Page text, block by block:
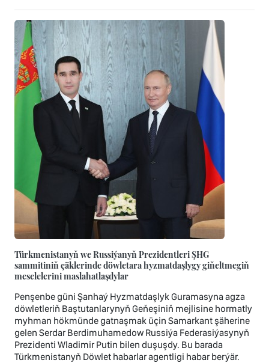
Türkmenistanyň we Russiýanyň Prezidentleri ŞHG
sammitiniň çäklerinde döwletara hyzmatdaşlygy giňeltmegiň
meselelerini maslahatlaşdylar
Penşenbe güni Şanhaý Hyzmatdaşlyk Guramasyna agza
döwletleriň Baştutanlarynyň Geňeşiniň mejlisine hormatly
myhman hökmünde gatnaşmak üçin Samarkant şäherine
gelen Serdar Berdimuhamedow Russiýa Federasiýasynyň
Prezidenti Wladimir Putin bilen duşuşdy. Bu barada
Türkmenistanyň Döwlet habarlar agentligi habar berýär.